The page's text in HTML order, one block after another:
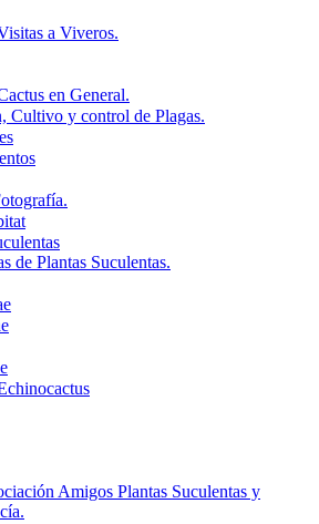
a Viveros.
en General.
y control de Plagas.
de Plantas Suculentas.
Amigos Plantas Suculentas y